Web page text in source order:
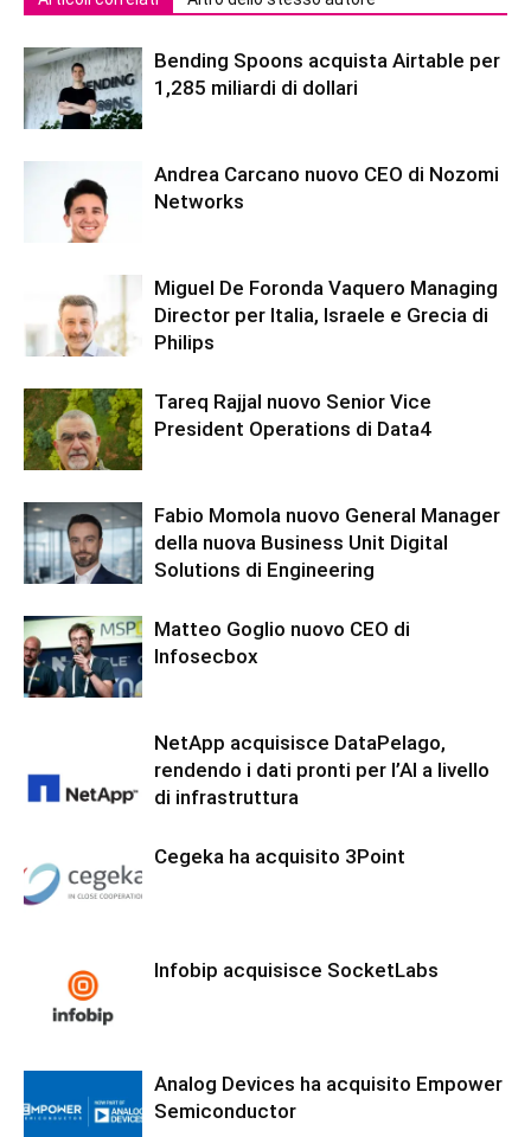
Bending Spoons acquista Airtable per
1,285 miliardi di dollari
Andrea Carcano nuovo CEO di Nozomi
Networks
Miguel De Foronda Vaquero Managing
Director per Italia, Israele e Grecia di
Philips
Tareq Rajjal nuovo Senior Vice
President Operations di Data4
Fabio Momola nuovo General Manager
della nuova Business Unit Digital
Solutions di Engineering
Matteo Goglio nuovo CEO di
Infosecbox
NetApp acquisisce DataPelago,
rendendo i dati pronti per l’AI a livello
di infrastruttura
Cegeka ha acquisito 3Point
Infobip acquisisce SocketLabs
Analog Devices ha acquisito Empower
Semiconductor